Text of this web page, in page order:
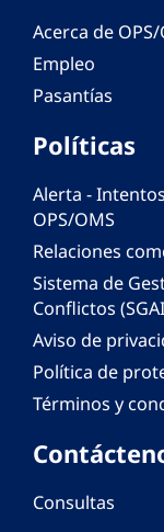
Acerca de OPS/
Empleo
Pasantías
Políticas
Alerta -
OPS/OMS
Relaciones
Sistema de
Conflictos
Aviso de
Política de
Términos y
Consultas